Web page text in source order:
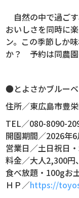
自然の中で過ご
おいしさを同時に
ン。この季節しか
か？ 予約は同農園
●とよさかブルー
住所／東広島市豊
TEL／080-8090-
開園期間／2026年6
営業日／土日祝日
料金／大人2,300円
食べ放題・100gお
ＨＰ／https://